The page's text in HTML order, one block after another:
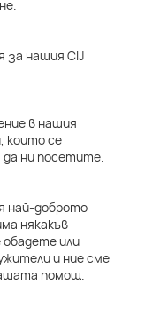
за нашия CIJ
в нашия
които се
ни посетите.
най-доброто
някакъв
обадете или
и ние сме
помощ.